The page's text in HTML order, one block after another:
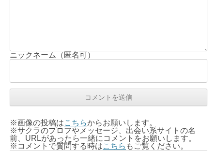
ニックネーム（匿名可）
※画像の投稿はこちらからお願いします。
※サクラのプロフやメッセージ、出会い系サイトの名
前、URLがあったら一緒にコメントをお願いします。
※コメントで質問する時はこちら もご覧ください。